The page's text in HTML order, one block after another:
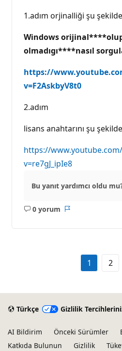
1.adım orjinalliği şu
Windows
olmadıgı****nasıl
https://
v=F2AskbyV8t0
2.adım
lisans anahtarını şu
https://
v=re7gJ_ipIe8
Bu yanıt yardımcı oldu
0 yorum
Açıklama
1 2
Türkçe Gizlilik
AI Bildirim Önceki Sürümler
Katkıda Bulunun
Gizlilik